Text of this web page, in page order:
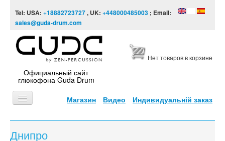
Tel: USA: +18882723727, UK: +448000485003 ; Email:
sales@guda-drum.com
Официальный сайт
глюкофона Guda Drum
Нет товаров в корзине
Магазин Видео Индивидуальній заказ
ГЛАВНАЯ
Днипро